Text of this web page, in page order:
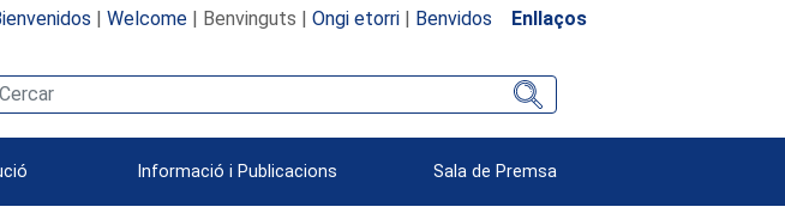
| Welcome| Benvinguts | Ongi etorri| Benvidos Enllaços
Informació i Publicacions Sala de Premsa